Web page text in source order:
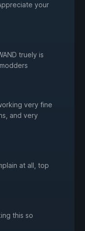
your
truely is
very fine
and very
at all, top
this so